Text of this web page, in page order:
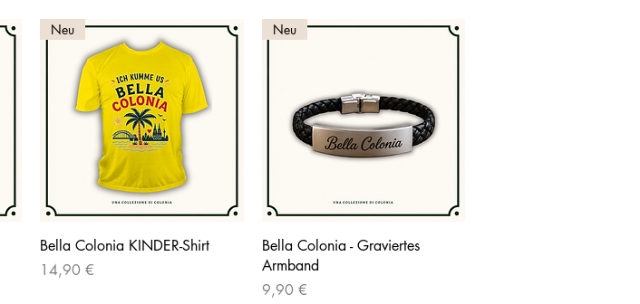
Schnellansicht
Neu
Bella Colonia KINDER-Shirt
Preis
14,90 €
Schnellansicht
Neu
Bella Colonia - Graviertes
Armband
Preis
9,90 €